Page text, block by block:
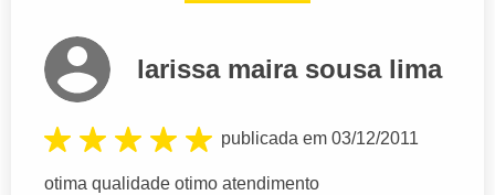
larissa maira sousa lima
publicada em 03/12/2011
otima qualidade otimo atendimento